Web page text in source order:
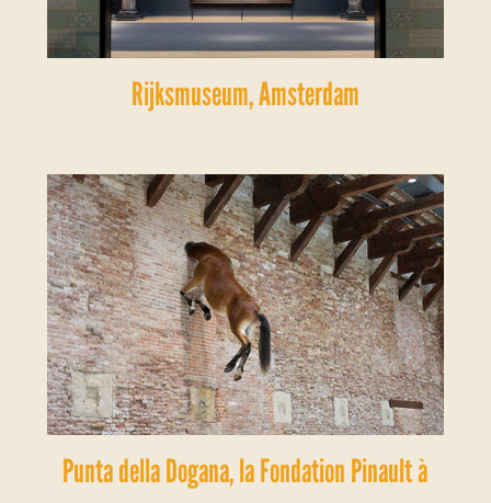
Rijksmuseum, Amsterdam
Punta della Dogana, la Fondation Pinault à